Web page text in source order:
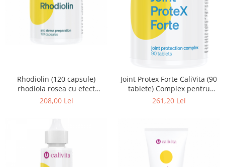
Pentru copii
Pentru femei
Putere concentrare si memorie
Slabit
Rhodiolin (120 capsule)
rhodiola rosea cu efect
antistress
208,00 Lei
Joint Protex Forte CaliVita (90
tablete) Complex pentru
protecţia articulaţiilor
261,20 Lei